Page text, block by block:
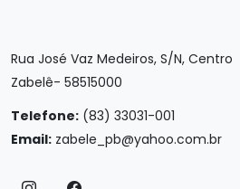
Rua José Vaz Medeiros, S/N, Centro
Zabelê- 58515000
Telefone: (83) 33031-001
Email: zabele_pb@yahoo.com.br